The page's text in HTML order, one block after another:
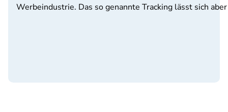
Werbeindustrie. Das so genannte Tracking lässt sich